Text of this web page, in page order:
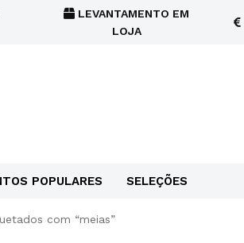
LEVANTAMENTO EM
LOJA
POPULARES SELEÇÕES
com “meias”